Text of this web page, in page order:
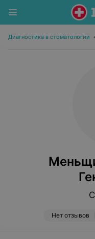
Диагностика в стоматологии •
Нет отзывов